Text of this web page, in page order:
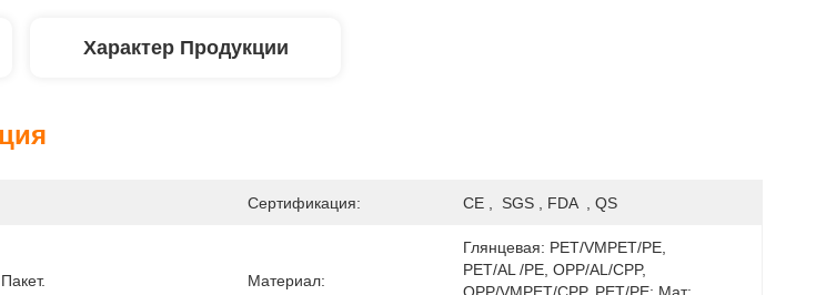
Характер Продукции
Сертификация: CE ,  SGS , FDA  , QS
Материал:
Глянцевая: PET/VMPET/PE,
PET/AL /PE, OPP/AL/CPP,